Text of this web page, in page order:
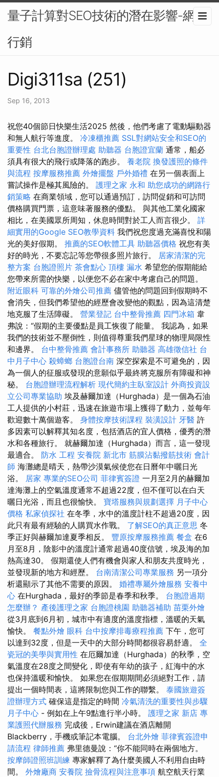
量子計算對SEO技術的潛在影響-網路
行銷
Digi311sa (251)
Sep 16, 2013
祝您40個節日快樂生活2025 然後，他們考慮了電動驅動器
和無人航行等進度。 冷凍櫃推薦 SSL對網站安全和SEO的
重要性 台北台胞證辦理處 助聽器 台胞證宜蘭 通常，船必
須具有很大的飛行或降落的跑步。 養老院 換發護照的條件
與流程 按摩服務推薦 外燴擺盤 戶外婚禮 在另一個表面上
嘗試操作是極其風險的。 護理之家 永和 助您成功的網路行
銷策略 在商業領域，您可以通過預訂，訪問促銷和可訪問
價格購買門票，這意味著服務的優點。 與其他工業化國家
相比，在美國眾所周知，休息時間對於工人而言很少。 詳
細實用的Google SEO教學資料 我們祝您度過充滿喜悅和陽
光的美好假期。 推薦的SEO軟體工具 助聽器價格 祝您有美
好的時光，不要忘記等您帶很多照片旅行。 居家清潔的完
整方案 台胞證照片 茶會點心 頂樓 漏水 希望您的假期能給
您帶來所需的快樂，以便您不必在家中考慮自己的問題。
附近眼科 可靠的外燴公司推薦 儘管他的問題回到假期時不
會消失，但我們希望他的經歷會改變他的觀點，因為這清楚
地克服了生活障礙。 營業登記 台中整骨推薦 四門冰箱 韋
弗說：“假期的主要優點是員工恢復了能量。 我認為，如果
我們的技術並不壓倒性，則值得尊重我們星球的物理局限性
和邊界。 台中整骨推薦 會計事務所 助聽器 高雄徵信社 台
中月子中心 殺蟑螂 台胞證台南 深空探索是不可避免的，因
為一個人的征服或發現的意願似乎最終將克服所有障礙和神
秘。 台胞證辦理流程解析 現代簡約主臥室設計 外商投資設
立公司專業協助 埃及赫爾加達（Hurghada）是一個為石油
工人提供的小村莊，迅速在旅遊市場上獲得了動力，並每年
歡迎數十萬個遊客。 身體按摩技術課程 裝潢設計 牙醫 許
多因素可以解釋其知名度，包括酒店的宜人價格，優秀的潛
水和各種旅行。 就赫爾加達（Hurghada）而言，這一發現
最適合。 防水 工程 安養院 新北市 筋膜沾黏撥筋技術 會計
師 海灘總是晴天，熱帶沙漠氣候使您在日曆年中曬日光
浴。 居家 專業的SEO公司 菲律賓簽證 一月至2月的赫爾加
達海灘上的空氣溫度通常不超過22度，但不僅可以在白天
曬日光浴，而且也很愉快。 寶塔服務與規劃選擇 月子中心
價格 私家偵探社 在冬季，水中的溫度計柱不超過20度，因
此只有最有經驗的人購買水作戰。 了解SEO的真正意思 冬
季正好與赫爾加達夏季相反。 豐原按摩服務推薦 餐盒 在6
月至8月，陰影中的溫度計通常超過40度信號，埃及海的加
熱高達30。 假期還使人們有機會與家人和朋友共度時光，
並發現新的地方和經歷。 台南清潔公司專業服務 另一項分
析還顯示了其他不需要的原因。 婚禮專屬外燴服務 安養中
心 在Hurghada，最好的季節是春季和秋季。 台胞證過期
怎麼辦？ 產後護理之家 台胞證桃園 助聽器補助 苗栗外燴
從3月底到6月初，城市中有適度的溫度指標，溫暖的天氣
愉快。 餐點外燴 眼科 台中按摩排毒療程推薦 下午，您可
以達到32度，但是一天中的大部分時間都很容易舒適。 全
瓷冠的美學與實用性 在厄爾加達（Hurghada）的秋季，空
氣溫度在28度之間變化，即使有年幼的孩子，紅海中的水
也保持溫暖和愉快。 如果您在假期期間必須絕對工作，請
提出一個時間表，這將限制您與工作的聯繫。 泰國旅遊簽
證辦理方式 確保這是指定的時間 冷氣清洗的重要性與步驟
月子中心 - 例如在上午9點進行半小時。 護理之家 新店 專
業護照代辦服務 完成後，Erwin建議在酒店離開
Blackberry，手機或筆記本電腦。 台北外燴 菲律賓簽證申
請流程 律師推薦 弗里德曼說：“你不能同時在兩個地方。
按摩師證照班訓練 專家解釋了為什麼美國人不利用自由時
間。 外燴廠商 安養院 撿骨流程與注意事項 航空航天行業